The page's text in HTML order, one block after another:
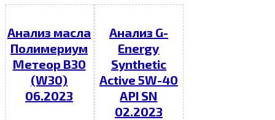
Анализ масла
Полимериум
Метеор В30
(W30)
06.2023
Анализ G-
Energy
Synthetic
Active 5W-40
API SN
02.2023